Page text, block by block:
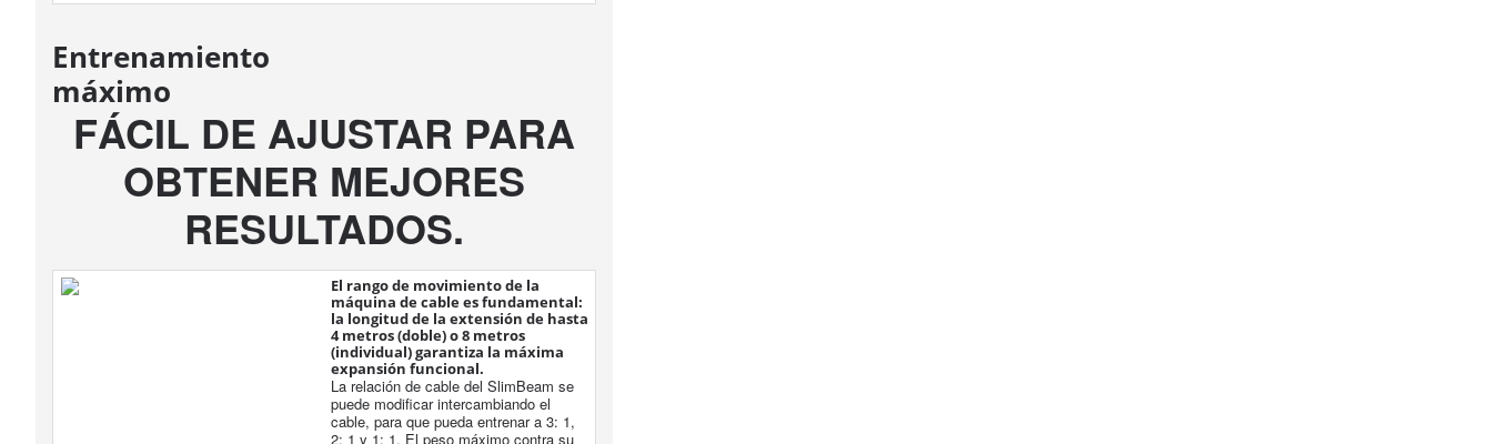
Entrenamiento
máximo
FÁCIL DE AJUSTAR PARA
OBTENER MEJORES
RESULTADOS.
El rango de movimiento de la
máquina de cable es fundamental:
la longitud de la extensión de hasta
4 metros (doble) o 8 metros
(individual) garantiza la máxima
expansión funcional.
La relación de cable del SlimBeam se
puede modificar intercambiando el
cable, para que pueda entrenar a 3: 1,
2: 1 y 1: 1. El peso máximo contra su